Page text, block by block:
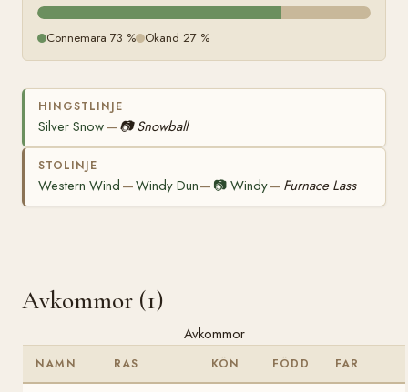
Connemara 73 % Okänd 27 %
HINGSTLINJE
Silver Snow— 📷 Snowball
STOLINJE
Western Wind —Windy Dun— 📷Windy— Furnace Lass
Avkommor (1)
Avkommor
NAMN RAS KÖN FÖDD FAR